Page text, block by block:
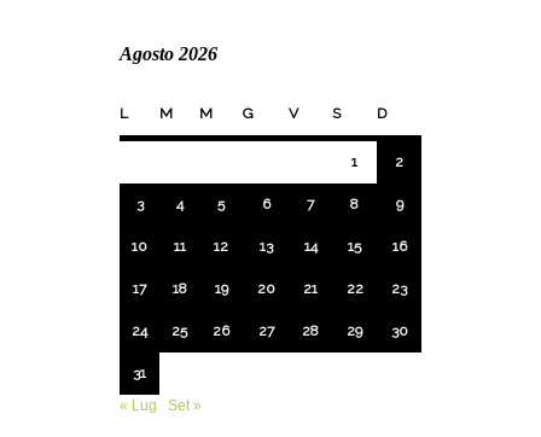
Agosto 2026
L M M G V S D
1 2
3 4 5 6 7 8 9
10 11 12 13 14 15 16
17 18 19 20 21 22 23
24 25 26 27 28 29 30
31
« Lug
Set »